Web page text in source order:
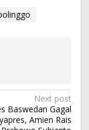
Next post
Baswedan Gagal
Amien Rais